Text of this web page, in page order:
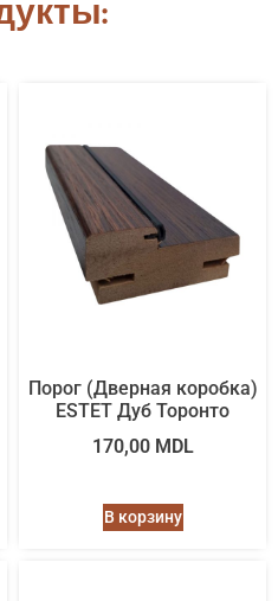
Порог (Дверная коробка)
ESTET Дуб Торонто
170,00 MDL
В корзину